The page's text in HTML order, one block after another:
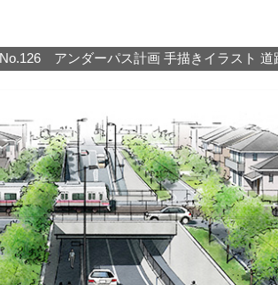
No.126 アンダーパス計画 手描きイラスト 道